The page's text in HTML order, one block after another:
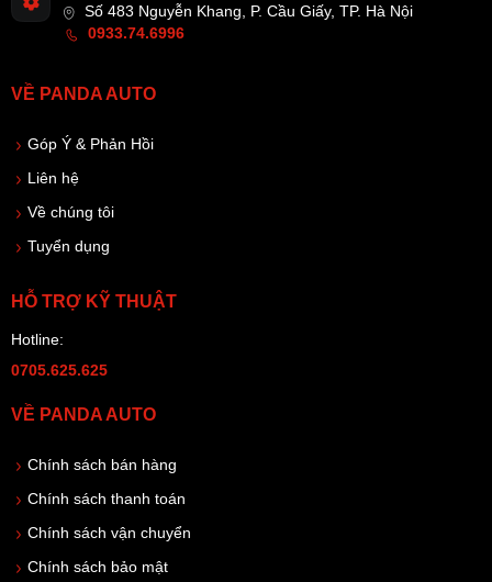
Số 483 Nguyễn Khang, P. Cầu Giấy, TP. Hà Nội
0933.74.6996
VỀ PANDA AUTO
Góp Ý & Phản Hồi
Liên hệ
Về chúng tôi
Tuyển dụng
HỖ TRỢ KỸ THUẬT
Hotline:
0705.625.625
VỀ PANDA AUTO
Chính sách bán hàng
Chính sách thanh toán
Chính sách vận chuyển
Chính sách bảo mật